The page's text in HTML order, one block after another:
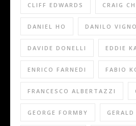
CLIFF EDWARDS CRAIG
DANIEL HO DANILO
DAVIDE DONELLI EDDIE
ENRICO FARNEDI FABIO
FRANCESCO ALBERTAZZI
GEORGE FORMBY GERALD